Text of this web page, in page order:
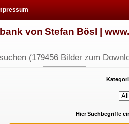
von Stefan Bösl |
(179456 Bilder zum
Hier Suchbegriffe